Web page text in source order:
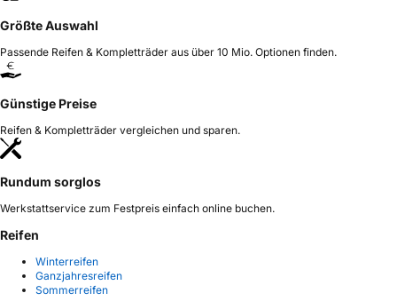
Größte Auswahl
Passende Reifen & Kompletträder aus über 10 Mio. Optionen finden.
Günstige Preise
Reifen & Kompletträder vergleichen und sparen.
Rundum sorglos
Werkstattservice zum Festpreis einfach online buchen.
Reifen
Winterreifen
Ganzjahresreifen
Sommerreifen